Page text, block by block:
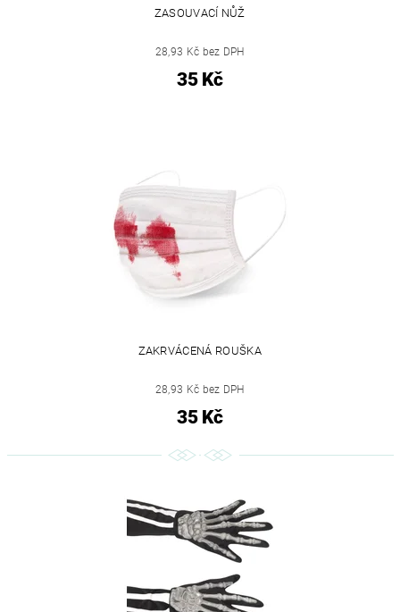
ZASOUVACÍ NŮŽ
28,93 Kč bez DPH
35 Kč
ZAKRVÁCENÁ ROUŠKA
28,93 Kč bez DPH
35 Kč